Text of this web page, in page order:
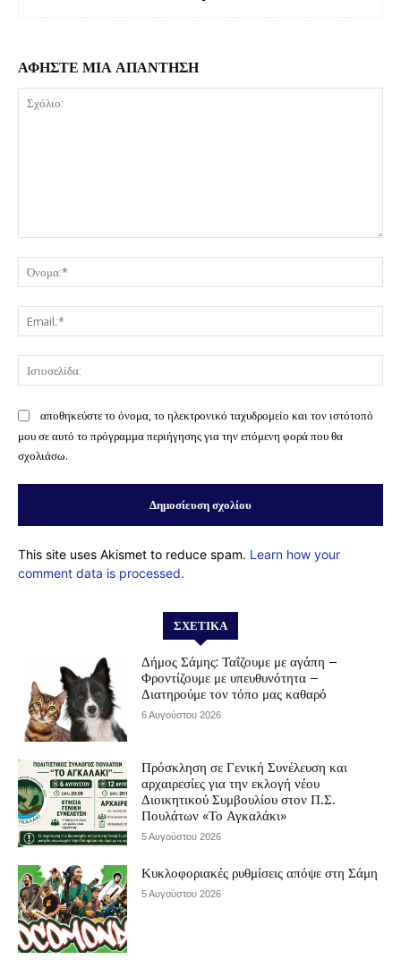
ΑΦΗΣΤΕ ΜΙΑ ΑΠΑΝΤΗΣΗ
αποθηκεύστε το όνομα, το ηλεκτρονικό ταχυδρομείο και τον ιστότοπό
μου σε αυτό το πρόγραμμα περιήγησης για την επόμενη φορά που θα
σχολιάσω.
This site uses Akismet to reduce spam. Learn how your
comment data is processed.
ΣΧΕΤΙΚΆ
Δήμος Σάμης: Ταΐζουμε με αγάπη –
Φροντίζουμε με υπευθυνότητα –
Διατηρούμε τον τόπο μας καθαρό
6 Αυγούστου 2026
Πρόσκληση σε Γενική Συνέλευση και
αρχαιρεσίες για την εκλογή νέου
Διοικητικού Συμβουλίου στον Π.Σ.
Πουλάτων «Το Αγκαλάκι»
5 Αυγούστου 2026
Κυκλοφοριακές ρυθμίσεις απόψε στη Σάμη
5 Αυγούστου 2026